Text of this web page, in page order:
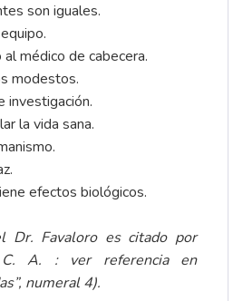
son iguales.
médico de cabecera.
modestos.
investigación.
la vida sana.
efectos biológicos.
Dr. Favaloro es citado por
C. A. : ver referencia en
numeral 4).